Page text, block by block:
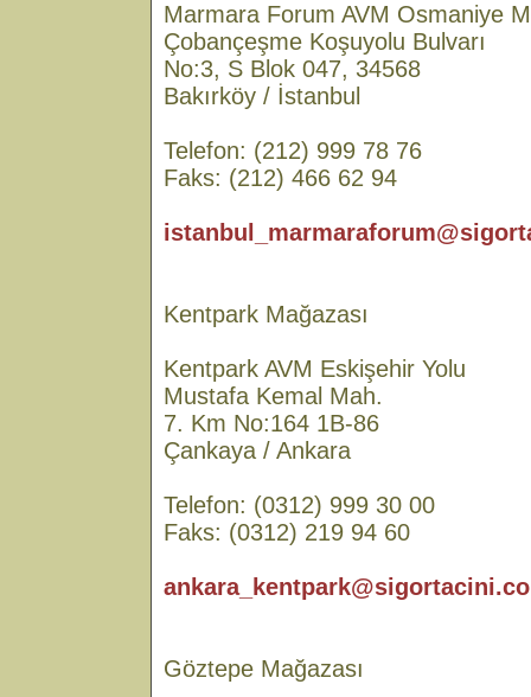
Marmara Forum AVM Osmaniye
Çobançeşme Koşuyolu Bulvarı
No:3, S Blok 047, 34568
Bakırköy / İstanbul
Telefon: (212) 999 78 76
Faks: (212) 466 62 94
Kentpark Mağazası
Kentpark AVM Eskişehir Yolu
Mustafa Kemal Mah.
7. Km No:164 1B-86
Çankaya / Ankara
Telefon: (0312) 999 30 00
Faks: (0312) 219 94 60
Göztepe Mağazası